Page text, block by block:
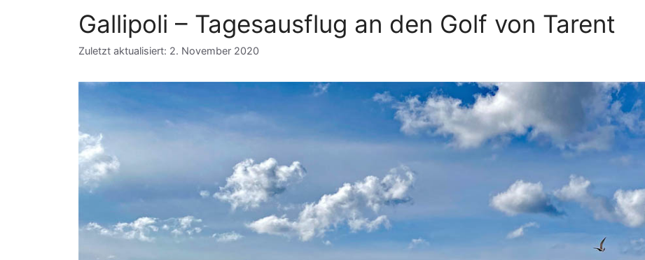
Gallipoli – Tagesausflug an den Golf von Tarent
Zuletzt aktualisiert: 2. November 2020